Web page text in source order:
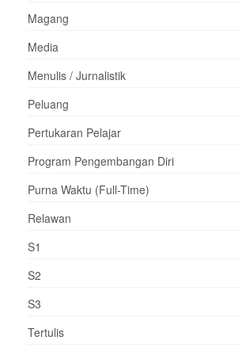
Magang
Media
Menulis / Jurnalistik
Peluang
Pertukaran Pelajar
Program Pengembangan Diri
Purna Waktu (Full-Time)
Relawan
S1
S2
S3
Tertulis